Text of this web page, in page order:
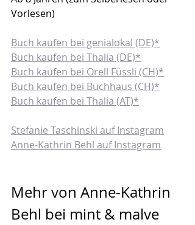
Vorlesen)
Buch kaufen bei genialokal (DE)*
Buch kaufen bei Thalia (DE)*
Buch kaufen bei Orell Füssli (CH)*
Buch kaufen bei Buchhaus (CH)*
Buch kaufen bei Thalia (AT)*
Stefanie Taschinski auf Instagram
Anne-Kathrin Behl auf Instagram
Mehr von Anne-Kathrin
Behl bei mint & malve